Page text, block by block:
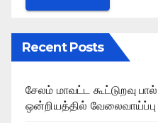
Recent Posts
சேலம் மாவட்ட கூட்டுறவு
ஒன்றியத்தில் வேலைவாய்ப்பு